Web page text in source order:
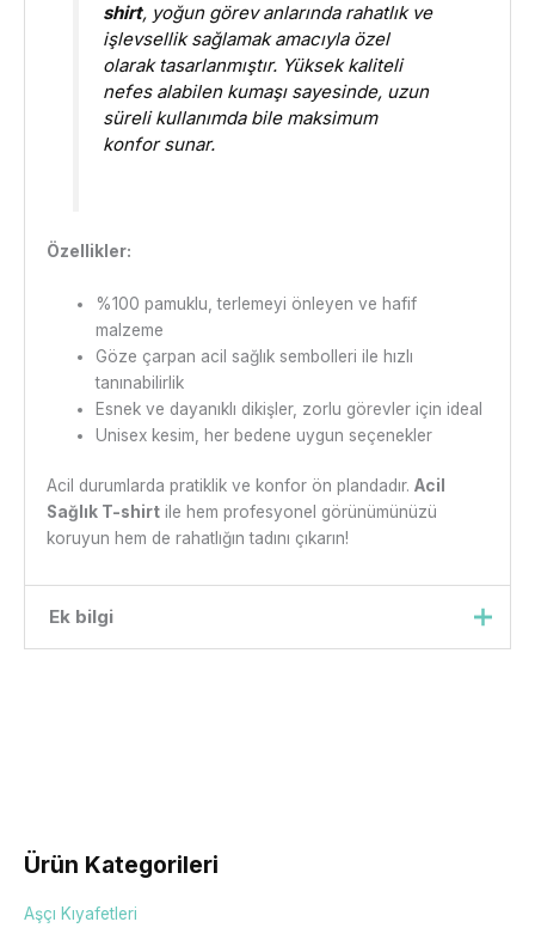
Ürün Kategorileri
Aşçı Kıyafetleri
shirt, yoğun görev anlarında rahatlık ve
işlevsellik sağlamak amacıyla özel
olarak tasarlanmıştır. Yüksek kaliteli
nefes alabilen kumaşı sayesinde, uzun
süreli kullanımda bile maksimum
konfor sunar.
Özellikler:
%100 pamuklu, terlemeyi önleyen ve hafif
malzeme
Göze çarpan acil sağlık sembolleri ile hızlı
tanınabilirlik
Esnek ve dayanıklı dikişler, zorlu görevler için ideal
Unisex kesim, her bedene uygun seçenekler
Acil durumlarda pratiklik ve konfor ön plandadır. Acil
Sağlık T-shirtile hem profesyonel görünümünüzü
koruyun hem de rahatlığın tadını çıkarın!
Ek bilgi